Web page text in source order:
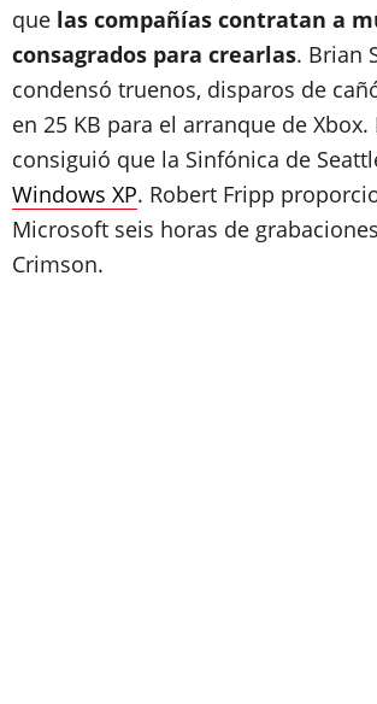
que las compañías contratan a
consagrados para crearlas. Brian
condensó truenos, disparos de
en 25 KB para el arranque de
consiguió que la Sinfónica de
Windows XP. Robert Fripp
Microsoft seis horas de
Crimson.